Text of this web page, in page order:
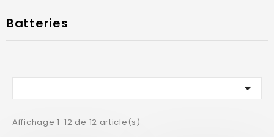
Batteries

Affichage 1-12 de 12 article(s)